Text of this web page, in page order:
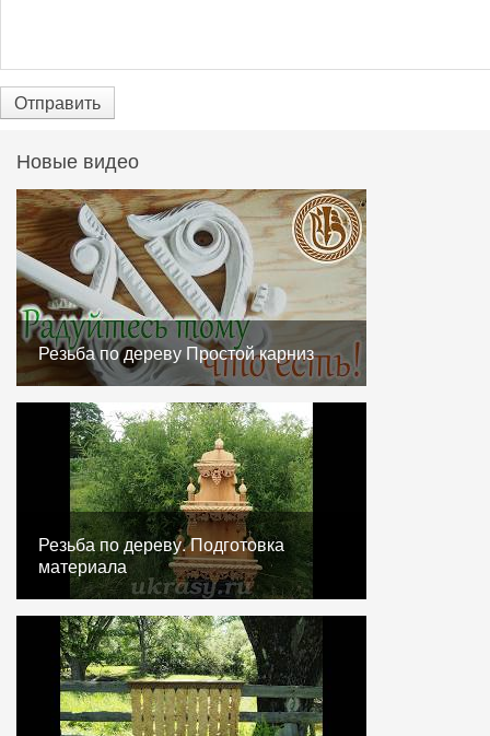
Отправить
Новые видео
Резьба по дереву Простой карниз
Резьба по дереву. Подготовка
материала